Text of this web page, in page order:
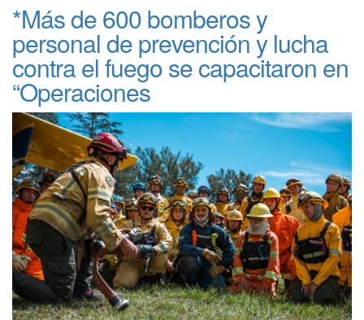
*Más de 600 bomberos y
personal de prevención y lucha
contra el fuego se capacitaron en
“Operaciones